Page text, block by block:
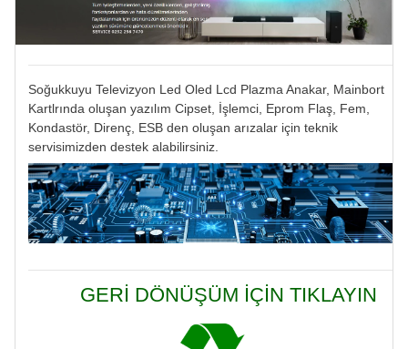
Soğukkuyu Televizyon Led Oled Lcd Plazma Anakar, Mainbort
Kartlrında oluşan yazılım Cipset, İşlemci, Eprom Flaş, Fem,
Kondastör, Direnç, ESB den oluşan arızalar için teknik
servisimizden destek alabilirsiniz.
GERİ DÖNÜŞÜM İÇİN TIKLAYIN